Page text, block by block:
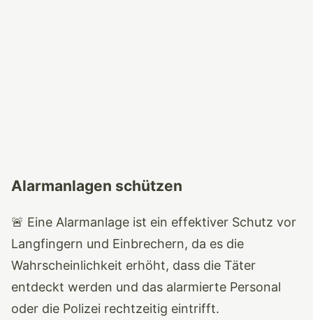
Alarmanlagen schützen
🚨 Eine Alarmanlage ist ein effektiver Schutz vor
Langfingern und Einbrechern, da es die
Wahrscheinlichkeit erhöht, dass die Täter
entdeckt werden und das alarmierte Personal
oder die Polizei rechtzeitig eintrifft.